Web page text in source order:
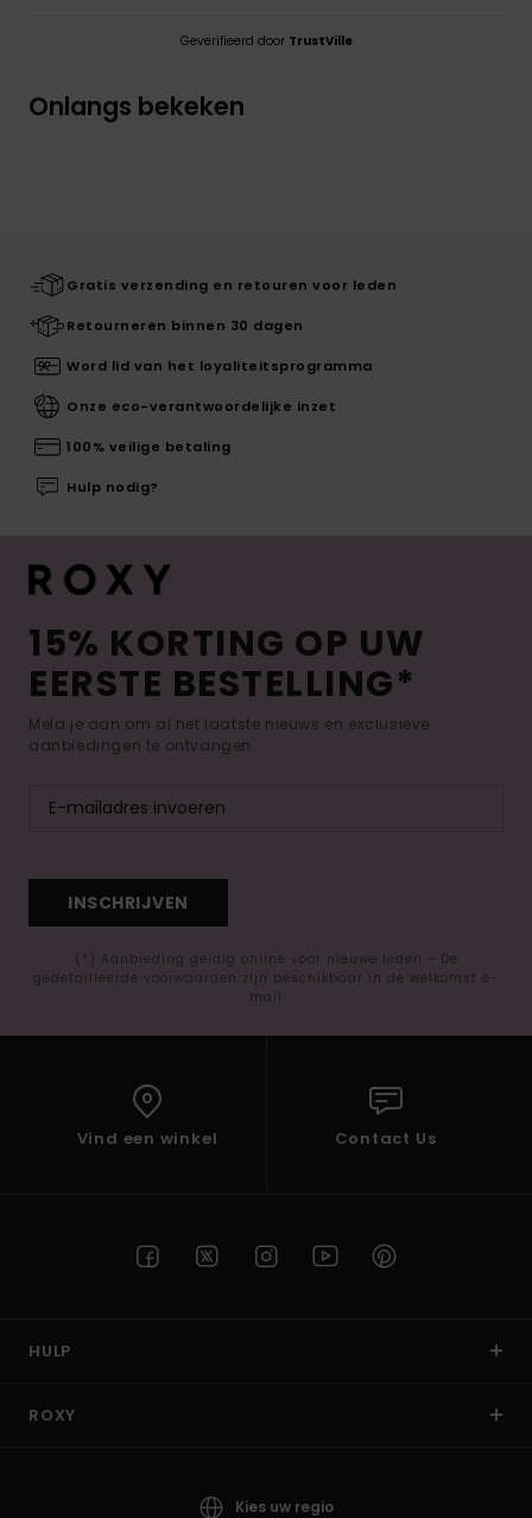
Geverifieerd door TrustVille
Onlangs bekeken
Gratis verzending en retouren voor leden
Retourneren binnen 30 dagen
Word lid van het loyaliteitsprogramma
Onze eco-verantwoordelijke inzet
100% veilige betaling
Hulp nodig?
15% KORTING OP UW
EERSTE BESTELLING*
Meld je aan om al het laatste nieuws en exclusieve
aanbiedingen te ontvangen.
INSCHRIJVEN
(*) Aanbieding geldig online voor nieuwe leden - De
gedetailleerde voorwaarden zijn beschikbaar in de welkomst e-
mail
Vind een winkel Contact Us
HULP
ROXY
Kies uw regio